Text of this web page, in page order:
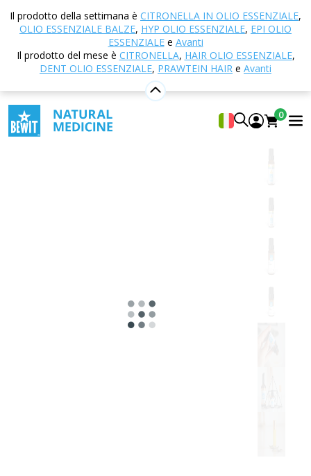
Il prodotto della settimana è CITRONELLA IN OLIO ESSENZIALE,
OLIO ESSENZIALE BALZE, HYP OLIO ESSENZIALE, EPI OLIO
ESSENZIALEe Avanti
Il prodotto del mese è CITRONELLA, HAIR OLIO ESSENZIALE,
DENT OLIO ESSENZIALE, PRAWTEIN HAIR e Avanti
0
Casa E-shop Aromaterapia
NULL
Winner olio essenziale
Winner olio essenziale
Miscela di oli essenziali CTEO® 100% puri e naturali
5 Mostra 30 Recensito da